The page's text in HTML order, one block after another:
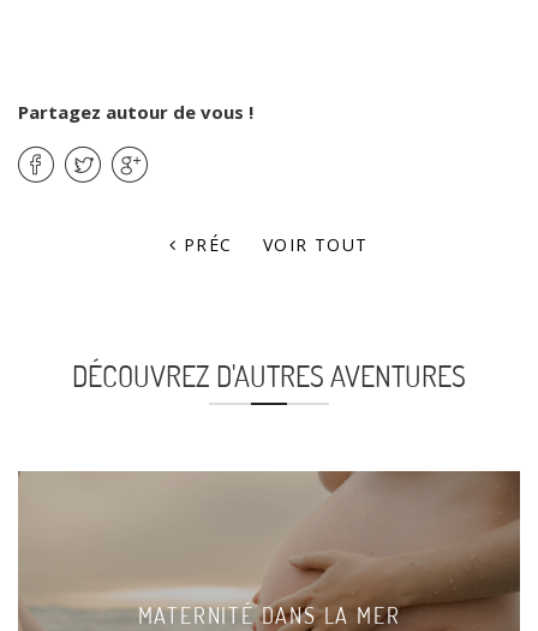
Partagez autour de vous !
PRÉC VOIR TOUT
DÉCOUVREZ D'AUTRES AVENTURES
MATERNITÉ DANS LA MER